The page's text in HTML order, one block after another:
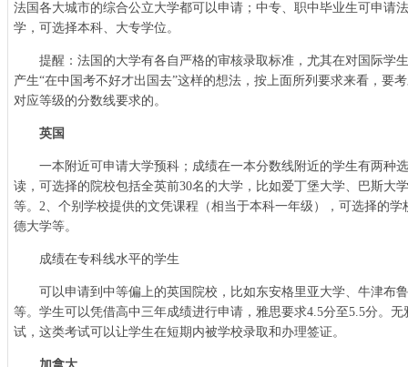
法国各大城市的综合公立大学都可以申请；中专、职中毕业生可申请
学，可选择本科、大专学位。
提醒：法国的大学有各自严格的审核录取标准，尤其在对国际学
产生“在中国考不好才出国去”这样的想法，按上面所列要求来看，要
对应等级的分数线要求的。
英国
一本附近可申请大学预科；成绩在一本分数线附近的学生有两种
读，可选择的院校包括全英前30名的大学，比如爱丁堡大学、巴斯大
等。2、个别学校提供的文凭课程（相当于本科一年级），可选择的
德大学等。
成绩在专科线水平的学生
可以申请到中等偏上的英国院校，比如东安格里亚大学、牛津布
等。学生可以凭借高中三年成绩进行申请，雅思要求4.5分至5.5分。
试，这类考试可以让学生在短期内被学校录取和办理签证。